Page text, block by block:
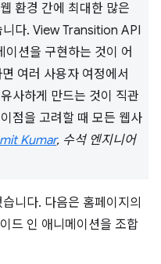
환경 간에 최대한 많은
니다. View Transition API
션을 구현하는 것이 어
여러 사용자 여정에서
사하게 만드는 것이 직관
점을 고려할 때 모든 웹사
Kumar, 수석 엔지니어
니다. 다음은 홈페이지의
드 인 애니메이션을 조합